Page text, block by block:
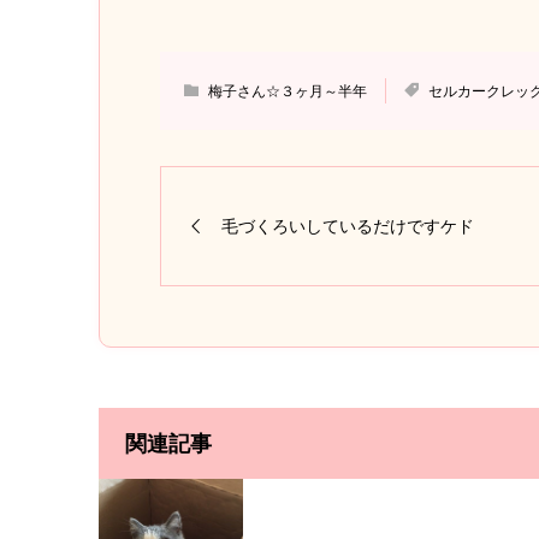
梅子さん☆３ヶ月～半年 セルカークレッ
毛づくろいしているだけですケド
関連記事